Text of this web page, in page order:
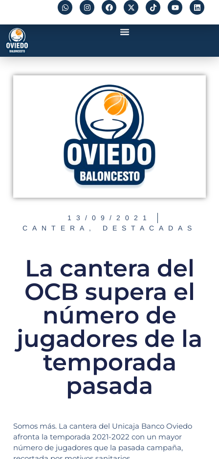
13/09/2021
CANTERA , DESTACADAS
La cantera del
OCB supera el
número de
jugadores de la
temporada
pasada
Somos más. La cantera del Unicaja Banco Oviedo
afronta la temporada 2021-2022 con un mayor
número de jugadores que la pasada campaña,